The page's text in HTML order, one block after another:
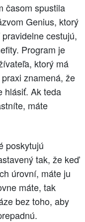
časom spustila
Genius, ktorý
cestujú,
Program je
ktorý má
znamená, že
hlásiť. Ak teda
máte
poskytujú
tak, že keď
úrovní, máte ju
máte, tak
bez toho, aby